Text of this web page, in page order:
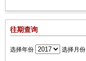
往期查询
选择年份 选择月份